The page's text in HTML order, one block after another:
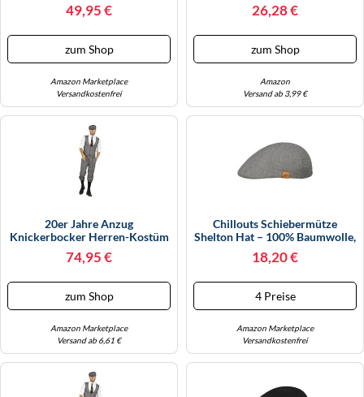
49,95 €
zum Shop
Amazon Marketplace
Versandkostenfrei
Schirm, Futter Herbst-Winter
26,28 €
zum Shop
Amazon
Versand ab 3,99 €
20er Jahre Anzug
Knickerbocker Herren-Kostüm
Schwarz-Weiß Weste
Schiebermütze The Roaring
74,95 €
zum Shop
Amazon Marketplace
Versand ab 6,61 €
Chillouts Schiebermütze
Shelton Hat – 100% Baumwolle,
Herren, Gr. S-M, Grau
18,20 €
4 Preise
Amazon Marketplace
Versandkostenfrei